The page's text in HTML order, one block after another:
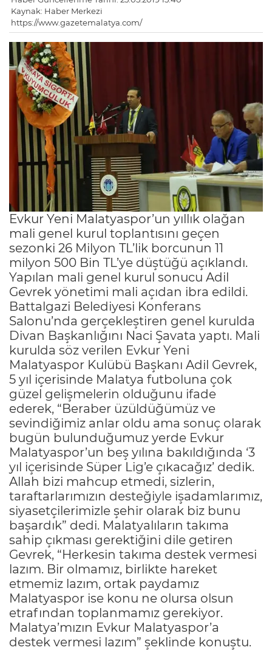
Kaynak: Haber Merkezi
https://www.gazetemalatya.com/
Evkur Yeni Malatyaspor’un yıllık olağan
mali genel kurul toplantısını geçen
sezonki 26 Milyon TL’lik borcunun 11
milyon 500 Bin TL’ye düştüğü açıklandı.
Yapılan mali genel kurul sonucu Adil
Gevrek yönetimi mali açıdan ibra edildi.
Battalgazi Belediyesi Konferans
Salonu’nda gerçekleştiren genel kurulda
Divan Başkanlığını Naci Şavata yaptı. Mali
kurulda söz verilen Evkur Yeni
Malatyaspor Kulübü Başkanı Adil Gevrek,
5 yıl içerisinde Malatya futboluna çok
güzel gelişmelerin olduğunu ifade
ederek, “Beraber üzüldüğümüz ve
sevindiğimiz anlar oldu ama sonuç olarak
bugün bulunduğumuz yerde Evkur
Malatyaspor’un beş yılına bakıldığında ‘3
yıl içerisinde Süper Lig’e çıkacağız’ dedik.
Allah bizi mahcup etmedi, sizlerin,
taraftarlarımızın desteğiyle işadamlarımız,
siyasetçilerimizle şehir olarak biz bunu
başardık” dedi. Malatyalıların takıma
sahip çıkması gerektiğini dile getiren
Gevrek, “Herkesin takıma destek vermesi
lazım. Bir olmamız, birlikte hareket
etmemiz lazım, ortak paydamız
Malatyaspor ise konu ne olursa olsun
etrafından toplanmamız gerekiyor.
Malatya’mızın Evkur Malatyaspor’a
destek vermesi lazım” şeklinde konuştu.